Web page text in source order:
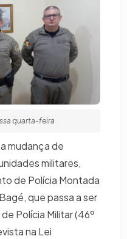
quarta-feira
mudança de
militares,
de Polícia Montada
que passa a ser
Polícia Militar (46º
na Lei